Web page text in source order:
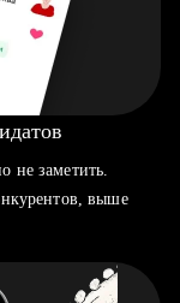
не заметить.
выше